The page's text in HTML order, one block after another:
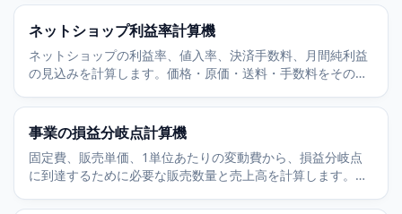
ネットショップ利益率計算機
ネットショップの利益率、値入率、決済手数料、月間純利益
の見込みを計算します。価格・原価・送料・手数料をその場
事業の損益分岐点計算機
固定費、販売単価、1単位あたりの変動費から、損益分岐点
に到達するために必要な販売数量と売上高を計算します。目